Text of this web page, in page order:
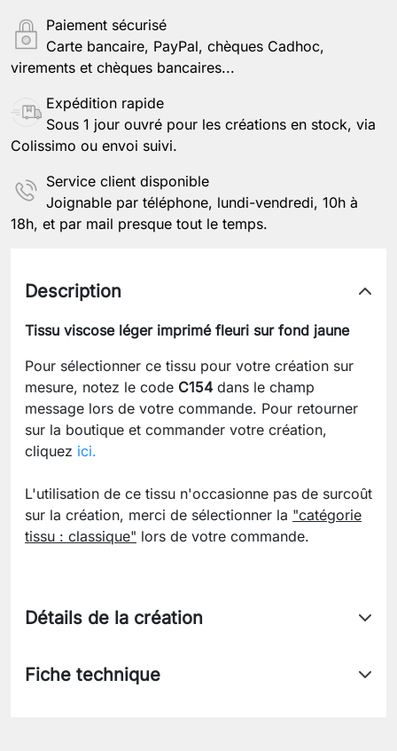
Paiement sécurisé
Carte bancaire, PayPal, chèques Cadhoc,
virements et chèques bancaires...
Expédition rapide
Sous 1 jour ouvré pour les créations en stock, via
Colissimo ou envoi suivi.
Service client disponible
Joignable par téléphone, lundi-vendredi, 10h à
18h, et par mail presque tout le temps.
Description
Tissu viscose léger imprimé fleuri sur fond jaune
Pour sélectionner ce tissu pour votre création sur
mesure, notez le code C154 dans le champ
message lors de votre commande. Pour retourner
sur la boutique et commander votre création,
cliquez ici.
L'utilisation de ce tissu n'occasionne pas de surcoût
sur la création, merci de sélectionner la "catégorie
tissu : classique" lors de votre commande.
Détails de la création
Fiche technique